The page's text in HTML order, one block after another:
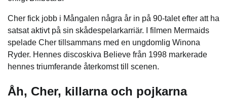
Cher fick jobb i Mångalen några år in på 90-talet efter att ha
satsat aktivt på sin skådespelarkarriär. I filmen Mermaids
spelade Cher tillsammans med en ungdomlig Winona
Ryder. Hennes discoskiva Believe från 1998 markerade
hennes triumferande återkomst till scenen.
Åh, Cher, killarna och pojkarna